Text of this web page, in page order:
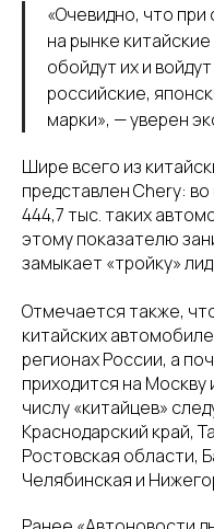
«Очевидно, что
на рынке
обойдут их и
российские,
марки», — уверен
Шире всего из
представлен Chery:
444,7 тыс. таких
этому показателю
замыкает «тройку»
Отмечается также,
китайских
регионах России, а
приходится на
числу «китайцев»
Краснодарский край,
Ростовская области,
Челябинская и